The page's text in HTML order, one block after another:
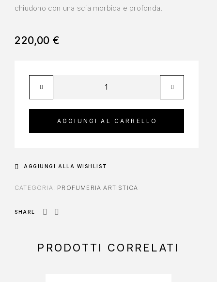
chiudono con una scia morbida e profonda.
220,00€
AGGIUNGI AL CARRELLO
AGGIUNGI ALLA WISHLIST
CATEGORIA: PROFUMERIA ARTISTICA
SHARE
PRODOTTI CORRELATI